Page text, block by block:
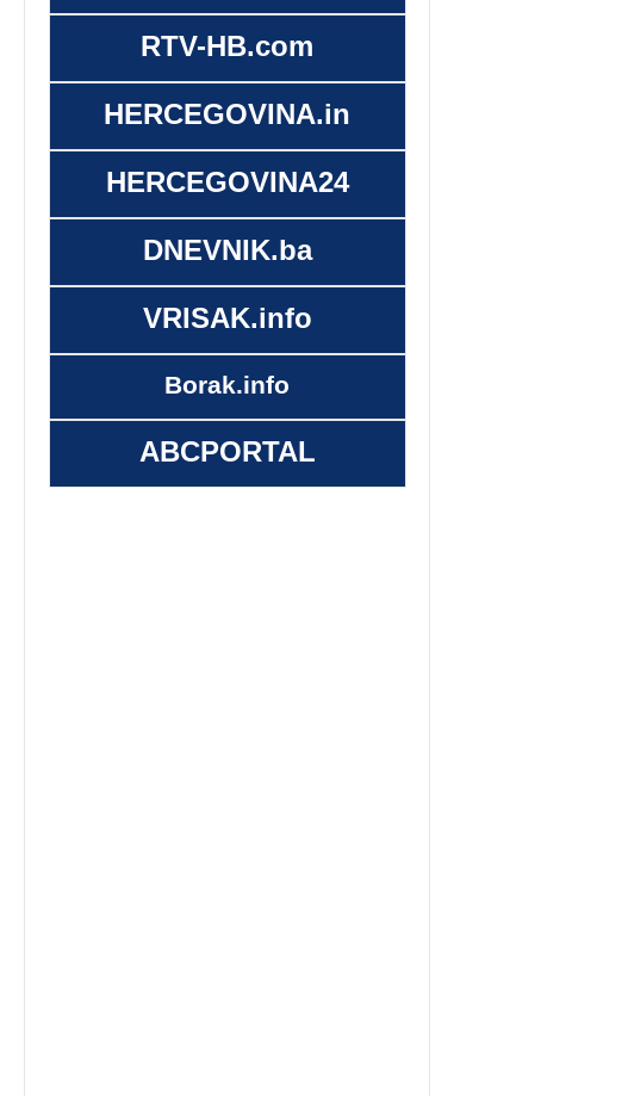
RTV-HB.com
HERCEGOVINA.in
HERCEGOVINA24
DNEVNIK.ba
VRISAK.info
Borak.info
ABCPORTAL